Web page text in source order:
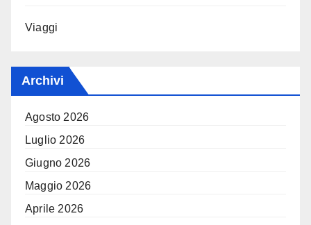
Viaggi
Archivi
Agosto 2026
Luglio 2026
Giugno 2026
Maggio 2026
Aprile 2026